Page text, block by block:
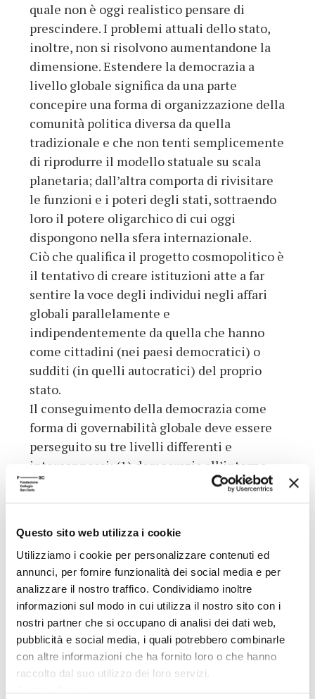
Questo sito web utilizza i cookie
Utilizziamo i cookie per personalizzare contenuti ed
annunci, per fornire funzionalità dei social media e per
analizzare il nostro traffico. Condividiamo inoltre
informazioni sul modo in cui utilizza il nostro sito con i
nostri partner che si occupano di analisi dei dati web,
pubblicità e social media, i quali potrebbero combinarle
con altre informazioni che ha fornito loro o che hanno
raccolto dal suo utilizzo dei loro servizi.
quale non è oggi realistico pensare di
prescindere. I problemi attuali dello stato,
inoltre, non si risolvono aumentandone la
dimensione. Estendere la democrazia a
livello globale significa da una parte
concepire una forma di organizzazione della
comunità politica diversa da quella
tradizionale e che non tenti semplicemente
di riprodurre il modello statuale su scala
planetaria; dall’altra comporta di rivisitare
le funzioni e i poteri degli stati, sottraendo
loro il potere oligarchico di cui oggi
dispongono nella sfera internazionale.
Ciò che qualifica il progetto cosmopolitico è
il tentativo di creare istituzioni atte a far
sentire la voce degli individui negli affari
globali parallelamente e
indipendentemente da quella che hanno
come cittadini (nei paesi democratici) o
sudditi (in quelli autocratici) del proprio
stato.
Il conseguimento della democrazia come
forma di governabilità globale deve essere
perseguito su tre livelli differenti e
interconnessi: (1) democrazia all’interno
degli stati, (2) democrazia nei rapporti tra
stati, (3) democrazia a livello globale.
(da Daniele Archibugi,
cosmopolitica,
Trieste, Asterios Editore,
2000, pp. 19-20)*
Riferimenti Bibliografici
D. Archibugi (et al.),Cosmopolis. È possibile
un governo sovranazionale? , Roma,
Manifestolibri, 1993;* J. Habermas,La
costellazione postnazionale, Milano,